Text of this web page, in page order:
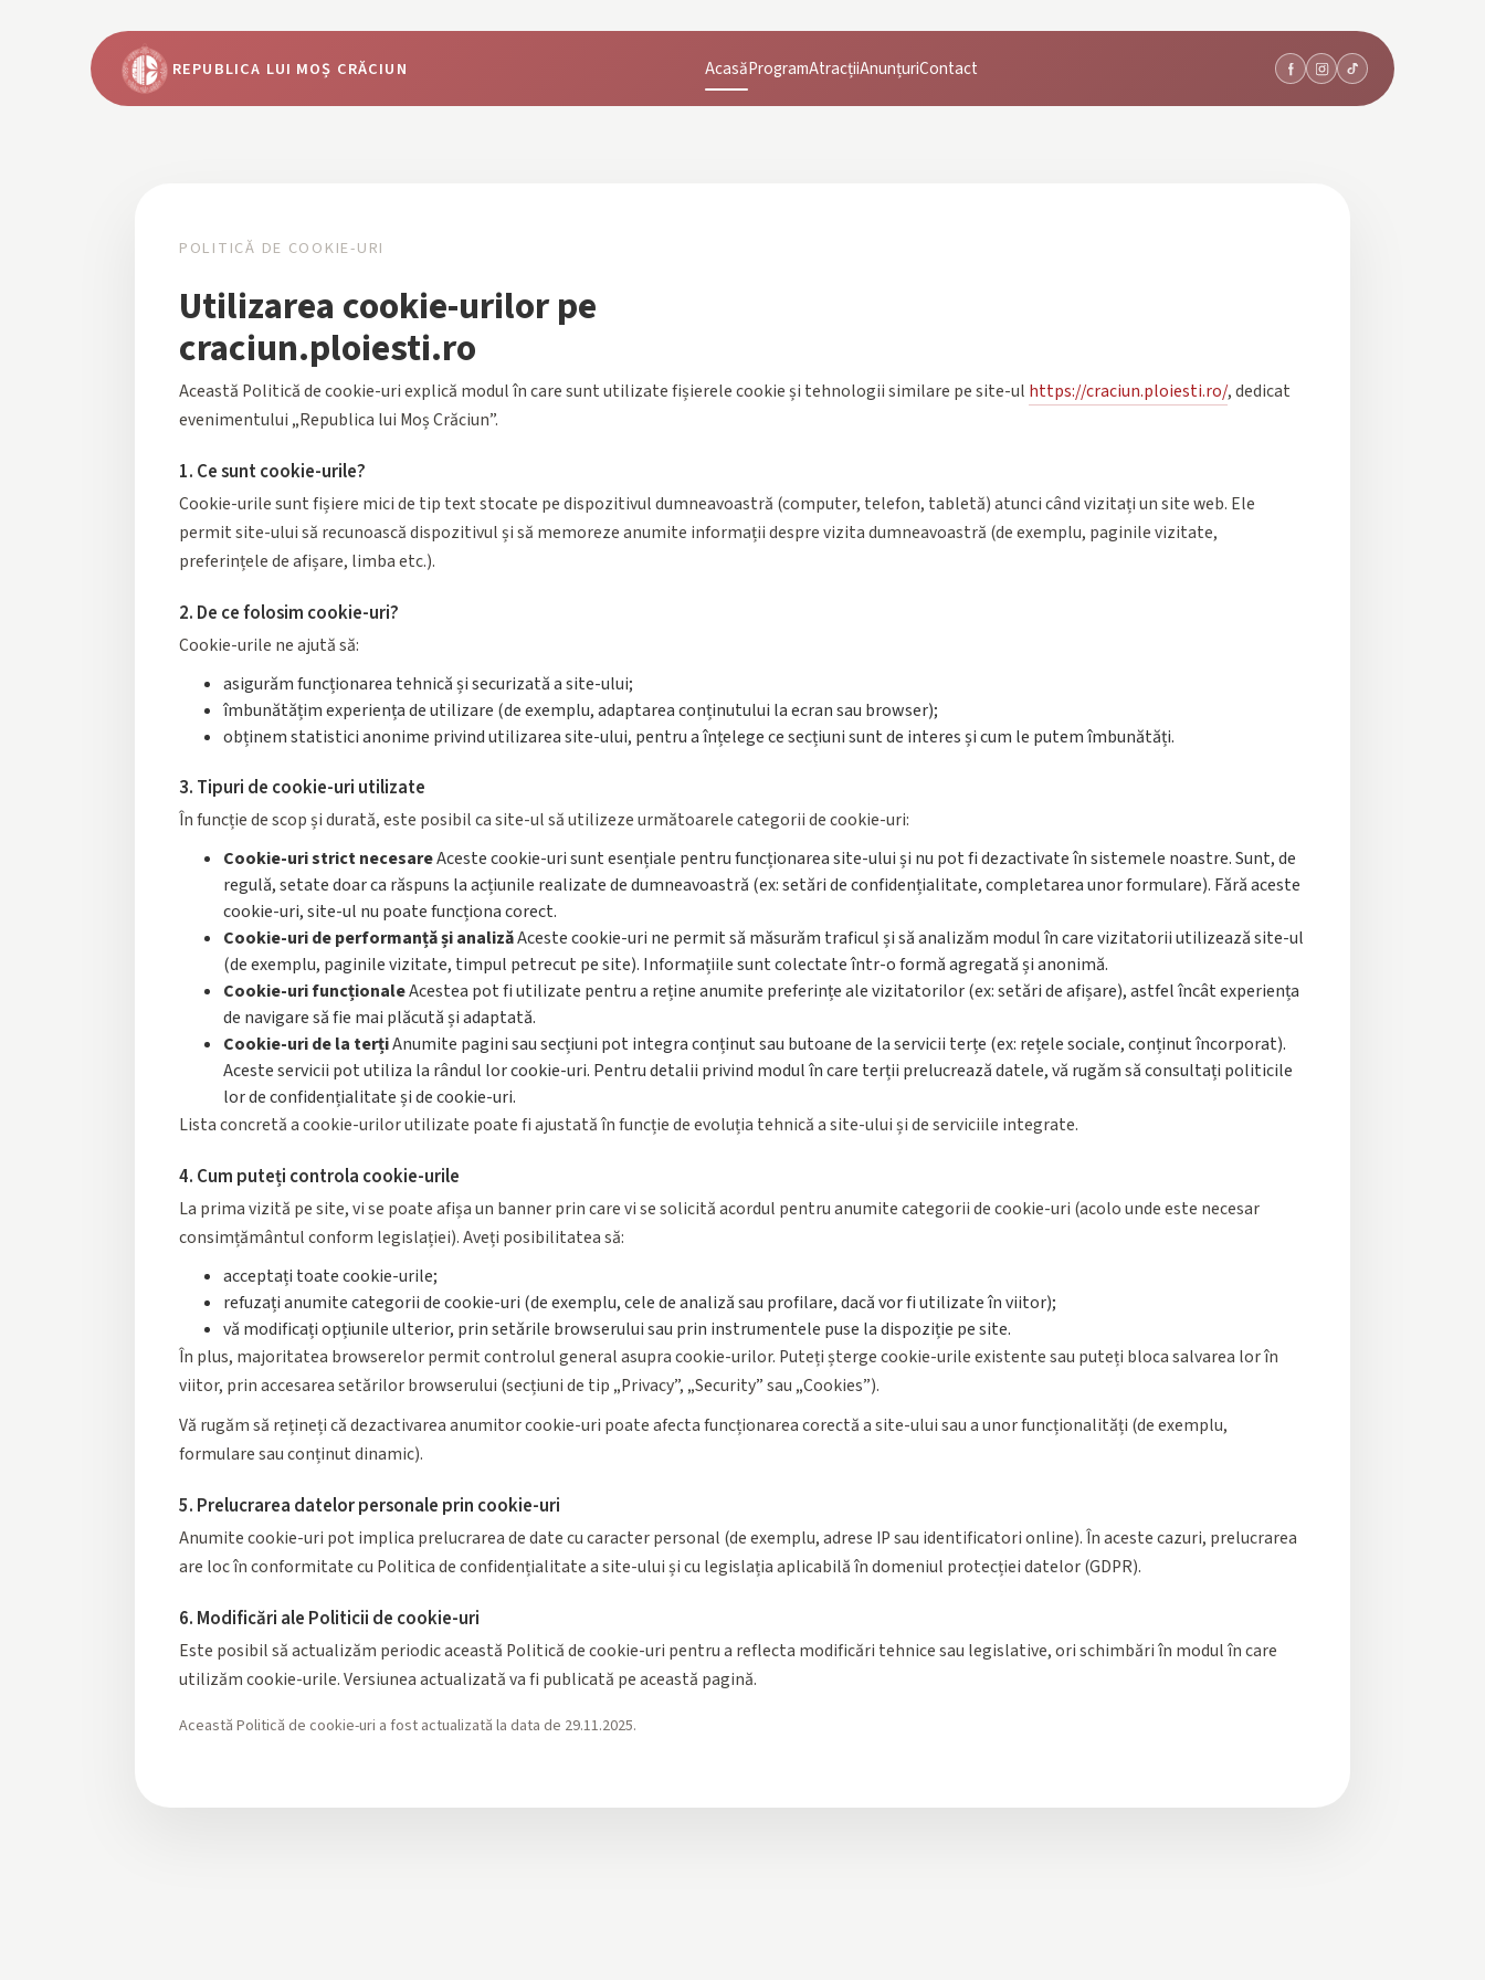
REPUBLICA LUI MOȘ CRĂCIUN AcasăProgramAtracțiiAnunțuriContact
POLITICĂ DE COOKIE-URI
Utilizarea cookie-urilor pe
craciun.ploiesti.ro
Această Politică de cookie-uri explică modul în care sunt utilizate fișierele cookie și tehnologii similare pe site-ul https://craciun.ploiesti.ro/, dedicat
evenimentului „Republica lui Moș Crăciun”.
1. Ce sunt cookie-urile?
Cookie-urile sunt fișiere mici de tip text stocate pe dispozitivul dumneavoastră (computer, telefon, tabletă) atunci când vizitați un site web. Ele
permit site-ului să recunoască dispozitivul și să memoreze anumite informații despre vizita dumneavoastră (de exemplu, paginile vizitate,
preferințele de afișare, limba etc.).
2. De ce folosim cookie-uri?
Cookie-urile ne ajută să:
asigurăm funcționarea tehnică și securizată a site-ului;
îmbunătățim experiența de utilizare (de exemplu, adaptarea conținutului la ecran sau browser);
obținem statistici anonime privind utilizarea site-ului, pentru a înțelege ce secțiuni sunt de interes și cum le putem îmbunătăți.
3. Tipuri de cookie-uri utilizate
În funcție de scop și durată, este posibil ca site-ul să utilizeze următoarele categorii de cookie-uri:
Cookie-uri strict necesareAceste cookie-uri sunt esențiale pentru funcționarea site-ului și nu pot fi dezactivate în sistemele noastre. Sunt, de
regulă, setate doar ca răspuns la acțiunile realizate de dumneavoastră (ex: setări de confidențialitate, completarea unor formulare). Fără aceste
cookie-uri, site-ul nu poate funcționa corect.
Cookie-uri de performanță și analizăAceste cookie-uri ne permit să măsurăm traficul și să analizăm modul în care vizitatorii utilizează site-ul
(de exemplu, paginile vizitate, timpul petrecut pe site). Informațiile sunt colectate într-o formă agregată și anonimă.
Cookie-uri funcționaleAcestea pot fi utilizate pentru a reține anumite preferințe ale vizitatorilor (ex: setări de afișare), astfel încât experiența
de navigare să fie mai plăcută și adaptată.
Cookie-uri de la terțiAnumite pagini sau secțiuni pot integra conținut sau butoane de la servicii terțe (ex: rețele sociale, conținut încorporat).
Aceste servicii pot utiliza la rândul lor cookie-uri. Pentru detalii privind modul în care terții prelucrează datele, vă rugăm să consultați politicile
lor de confidențialitate și de cookie-uri.
Lista concretă a cookie-urilor utilizate poate fi ajustată în funcție de evoluția tehnică a site-ului și de serviciile integrate.
4. Cum puteți controla cookie-urile
La prima vizită pe site, vi se poate afișa un banner prin care vi se solicită acordul pentru anumite categorii de cookie-uri (acolo unde este necesar
consimțământul conform legislației). Aveți posibilitatea să:
acceptați toate cookie-urile;
refuzați anumite categorii de cookie-uri (de exemplu, cele de analiză sau profilare, dacă vor fi utilizate în viitor);
vă modificați opțiunile ulterior, prin setările browserului sau prin instrumentele puse la dispoziție pe site.
În plus, majoritatea browserelor permit controlul general asupra cookie-urilor. Puteți șterge cookie-urile existente sau puteți bloca salvarea lor în
viitor, prin accesarea setărilor browserului (secțiuni de tip „Privacy”, „Security” sau „Cookies”).
Vă rugăm să rețineți că dezactivarea anumitor cookie-uri poate afecta funcționarea corectă a site-ului sau a unor funcționalități (de exemplu,
formulare sau conținut dinamic).
5. Prelucrarea datelor personale prin cookie-uri
Anumite cookie-uri pot implica prelucrarea de date cu caracter personal (de exemplu, adrese IP sau identificatori online). În aceste cazuri, prelucrarea
are loc în conformitate cu Politica de confidențialitate a site-ului și cu legislația aplicabilă în domeniul protecției datelor (GDPR).
6. Modificări ale Politicii de cookie-uri
Este posibil să actualizăm periodic această Politică de cookie-uri pentru a reflecta modificări tehnice sau legislative, ori schimbări în modul în care
utilizăm cookie-urile. Versiunea actualizată va fi publicată pe această pagină.
Această Politică de cookie-uri a fost actualizată la data de 29.11.2025.